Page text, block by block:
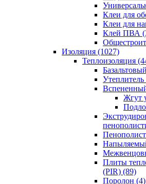
Клеи для
Клеи для
Клей ПВА
Изоляция (1027)
Теплоизоляция
Утеплитель
Жгут
Плиты
(PIR) (89)
Поролон (4)